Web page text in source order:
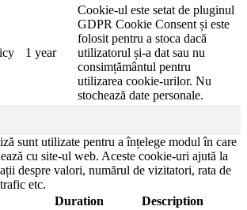
1 year
Cookie-ul este setat de pluginul
GDPR Cookie Consent și este
folosit pentru a stoca dacă
utilizatorul și-a dat sau nu
consimțământul pentru
utilizarea cookie-urilor. Nu
stochează date personale.
sunt utilizate pentru a înțelege modul în care
cu site-ul web. Aceste cookie-uri ajută la
despre valori, numărul de vizitatori, rata de
etc.
Duration Description